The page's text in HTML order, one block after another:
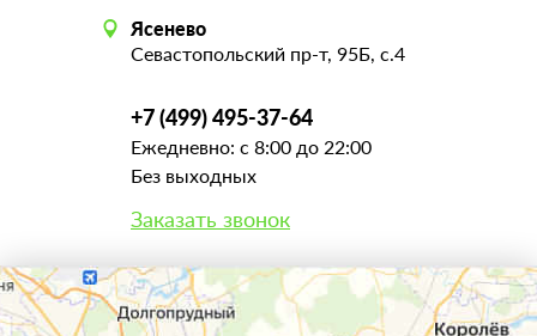
Ясенево
Севастопольский пр-т, 95Б, с.4
+7 (499) 495-37-64
Ежедневно: с 8:00 до 22:00
Без выходных
Заказать звонок